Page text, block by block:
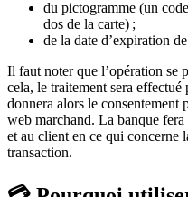
du pictogramme (un
dos de la carte) ;
de la date d’expiration
Il faut noter que l’opération se
cela, le traitement sera
donnera alors le consentement
web marchand. La banque
et au client en ce qui concerne
transaction.